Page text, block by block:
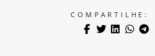
COMPARTILHE: